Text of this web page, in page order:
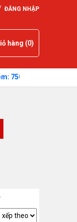
ĐĂNG NHẬP
hàng (0)
Trung,